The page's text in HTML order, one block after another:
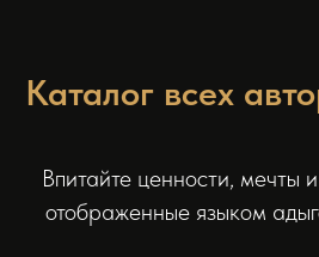
Каталог всех
Впитайте ценности, мечты
отображенные языком